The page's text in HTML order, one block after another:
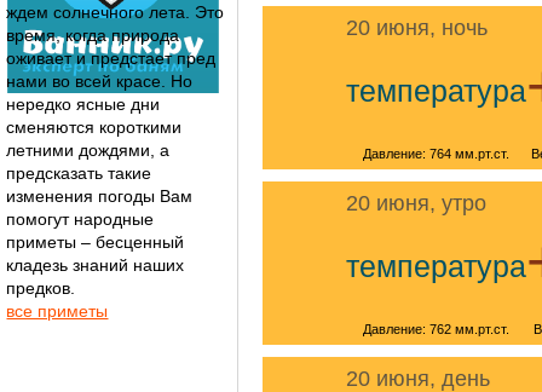
ждем солнечного лета. Это
время, когда природа
оживает и предстает пред
нами во всей красе. Но
нередко ясные дни
сменяются короткими
летними дождями, а
предсказать такие
изменения погоды Вам
помогут народные
приметы – бесценный
кладезь знаний наших
предков.
все приметы
20 июня, ночь
температура
Давление: 764 мм.рт.ст.
20 июня, утро
температура
Давление: 762 мм.рт.ст.
20 июня, день